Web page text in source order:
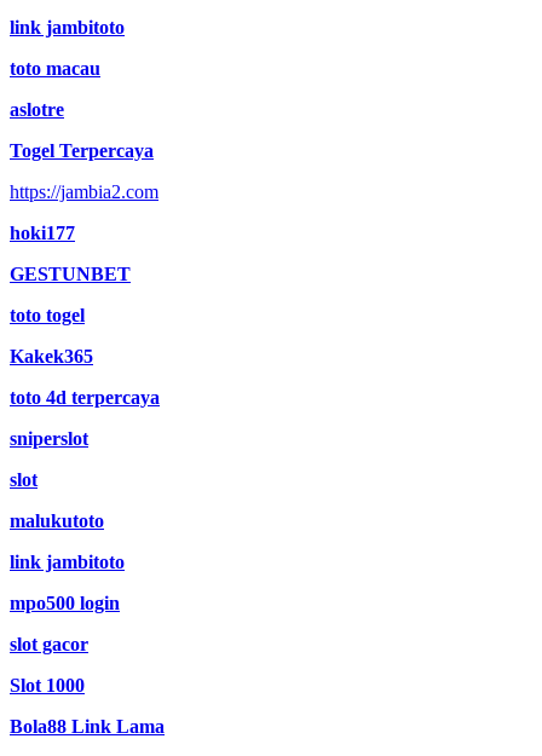
link jambitoto
toto macau
aslotre
Togel Terpercaya
https://jambia2.com
hoki177
GESTUNBET
toto togel
Kakek365
toto 4d terpercaya
sniperslot
slot
malukutoto
link jambitoto
mpo500 login
slot gacor
Slot 1000
Bola88 Link Lama